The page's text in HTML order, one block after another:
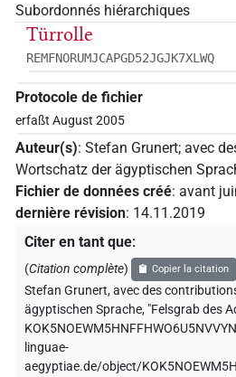
Subordonnés hiérarchiques
Türrolle
REMFNORUMJCAPGD52JGJK7XLWQ
Protocole de fichier
erfaßt August 2005
Auteur(s): Stefan Grunert; avec
Wortschatz der ägyptischen
Fichier de données créé: avant
dernière révision: 14.11.2019
Citer en tant que:
(Citation complète) Copier la citation
Stefan Grunert,avec des
ägyptischen Sprache, "Felsgrab des
linguae-
aegyptiae.de/object/